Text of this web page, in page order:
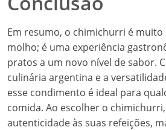
Em resumo, o chimichurri é
molho; é uma experiência
pratos a um novo nível de sabor.
culinária argentina e a
esse condimento é ideal para
comida. Ao escolher o
autenticidade às suas refeições,